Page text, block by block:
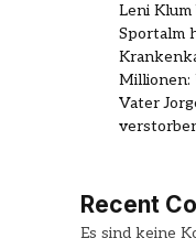
Leni
Sportalm
Millionen:
Vater
Recent
Es sind keine